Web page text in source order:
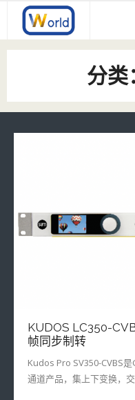
content
Product
- - Kudos
- Glensound
- - Dante/AES67 音频转换
- - Stage Racer-1 3G多信
- - 帧同步机
合作品牌
分类
KUDOS LC350-
帧同步制转
Kudos Pro SV350-CVBS
通道产品，集上下变换，